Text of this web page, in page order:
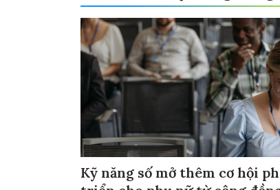
Kỹ năng số mở thêm cơ hội